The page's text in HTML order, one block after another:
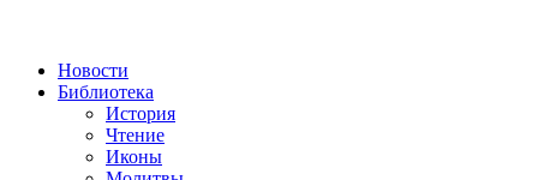
Новости
Библиотека
История
Чтение
Иконы